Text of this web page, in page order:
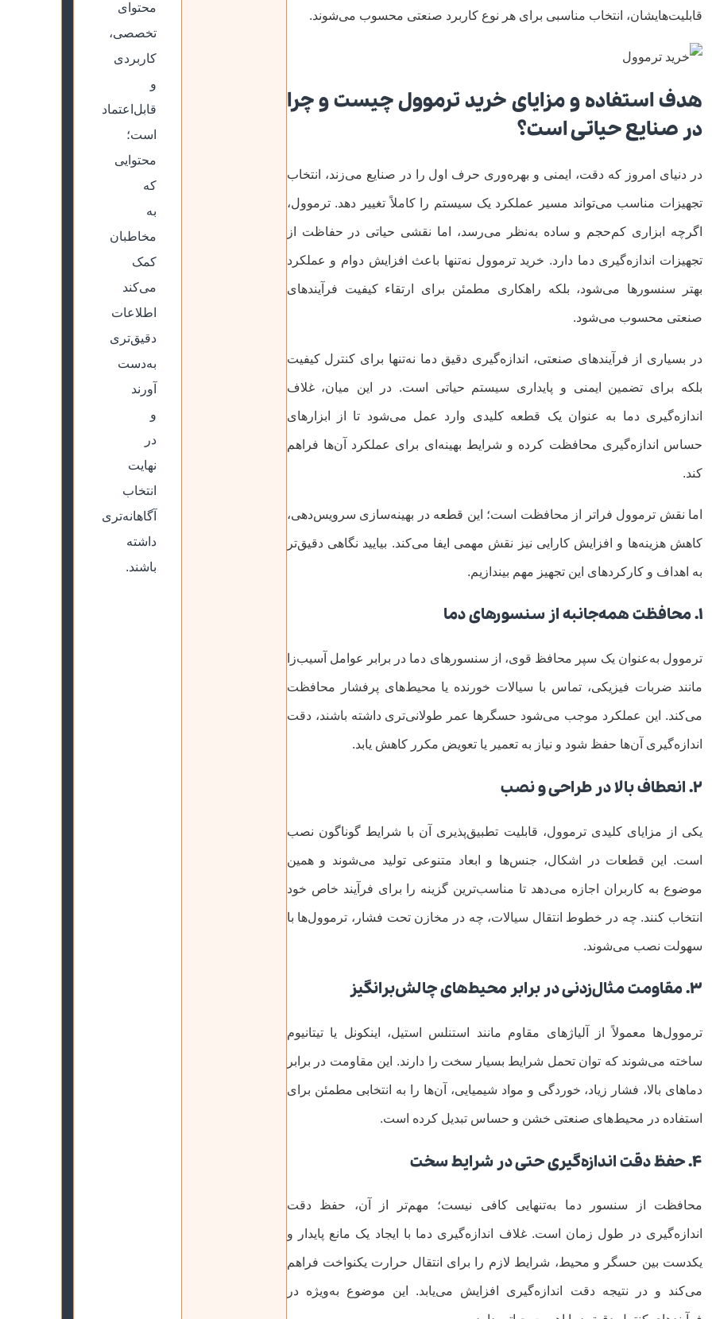
قابلیت‌هایشان، انتخاب مناسبی برای هر نوع کاربرد صنعتی محسوب می‌شوند.
هدف استفاده و مزایای خرید ترموول چیست و چرا
در صنایع حیاتی است؟
در دنیای امروز که دقت، ایمنی و بهره‌وری حرف اول را در صنایع می‌زند، انتخاب
تجهیزات مناسب می‌تواند مسیر عملکرد یک سیستم را کاملاً تغییر دهد. ترموول،
اگرچه ابزاری کم‌حجم و ساده به‌نظر می‌رسد، اما نقشی حیاتی در حفاظت از
تجهیزات اندازه‌گیری دما دارد. خرید ترموول نه‌تنها باعث افزایش دوام و عملکرد
بهتر سنسورها می‌شود، بلکه راهکاری مطمئن برای ارتقاء کیفیت فرآیندهای
صنعتی محسوب می‌شود.
در بسیاری از فرآیندهای صنعتی، اندازه‌گیری دقیق دما نه‌تنها برای کنترل کیفیت
بلکه برای تضمین ایمنی و پایداری سیستم حیاتی است. در این میان، غلاف
اندازه‌گیری دما به عنوان یک قطعه کلیدی وارد عمل می‌شود تا از ابزارهای
حساس اندازه‌گیری محافظت کرده و شرایط بهینه‌ای برای عملکرد آن‌ها فراهم
کند.
اما نقش ترموول فراتر از محافظت است؛ این قطعه در بهینه‌سازی سرویس‌دهی،
کاهش هزینه‌ها و افزایش کارایی نیز نقش مهمی ایفا می‌کند. بیایید نگاهی دقیق‌تر
به اهداف و کارکردهای این تجهیز مهم بیندازیم.
۱. محافظت همه‌جانبه از سنسورهای دما
ترموول به‌عنوان یک سپر محافظ قوی، از سنسورهای دما در برابر عوامل آسیب‌زا
مانند ضربات فیزیکی، تماس با سیالات خورنده یا محیط‌های پرفشار محافظت
می‌کند. این عملکرد موجب می‌شود حسگرها عمر طولانی‌تری داشته باشند، دقت
اندازه‌گیری آن‌ها حفظ شود و نیاز به تعمیر یا تعویض مکرر کاهش یابد.
۲. انعطاف بالا در طراحی و نصب
یکی از مزایای کلیدی ترموول، قابلیت تطبیق‌پذیری آن با شرایط گوناگون نصب
است. این قطعات در اشکال، جنس‌ها و ابعاد متنوعی تولید می‌شوند و همین
موضوع به کاربران اجازه می‌دهد تا مناسب‌ترین گزینه را برای فرآیند خاص خود
انتخاب کنند. چه در خطوط انتقال سیالات، چه در مخازن تحت فشار، ترموول‌ها با
سهولت نصب می‌شوند.
۳. مقاومت مثال‌زدنی در برابر محیط‌های چالش‌برانگیز
ترموول‌ها معمولاً از آلیاژهای مقاوم مانند استنلس استیل، اینکونل یا تیتانیوم
ساخته می‌شوند که توان تحمل شرایط بسیار سخت را دارند. این مقاومت در برابر
دماهای بالا، فشار زیاد، خوردگی و مواد شیمیایی، آن‌ها را به انتخابی مطمئن برای
استفاده در محیط‌های صنعتی خشن و حساس تبدیل کرده است.
۴. حفظ دقت اندازه‌گیری حتی در شرایط سخت
محافظت از سنسور دما به‌تنهایی کافی نیست؛ مهم‌تر از آن، حفظ دقت
اندازه‌گیری در طول زمان است. غلاف اندازه‌گیری دما با ایجاد یک مانع پایدار و
یکدست بین حسگر و محیط، شرایط لازم را برای انتقال حرارت یکنواخت فراهم
می‌کند و در نتیجه دقت اندازه‌گیری افزایش می‌یابد. این موضوع به‌ویژه در
محتوای
تخصصی،
کاربردی
و
قابل‌اعتماد
است؛
محتوایی
که
به
مخاطبان
کمک
می‌کند
اطلاعات
دقیق‌تری
به‌دست
آورند
و
در
نهایت
انتخاب
آگاهانه‌تری
داشته
باشند.